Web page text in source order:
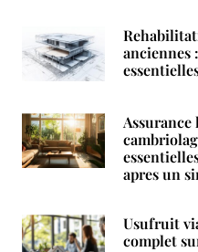
anciennes
apres un
Usufruit
complet